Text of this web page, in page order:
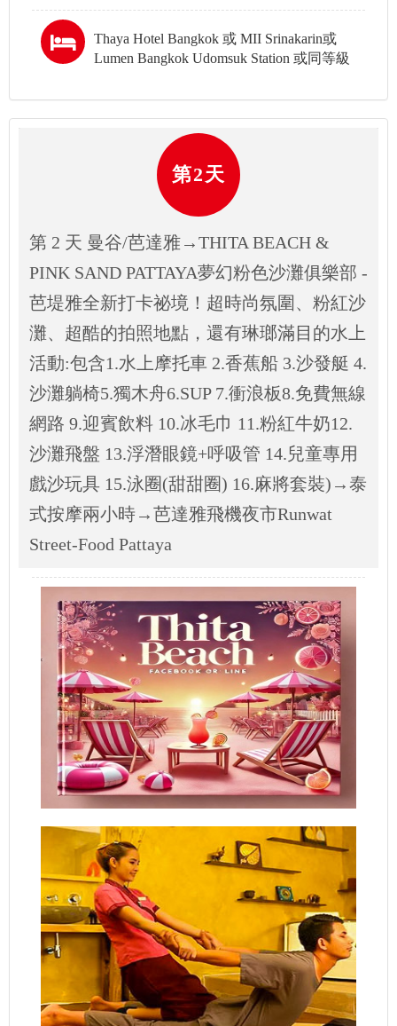
Thaya Hotel Bangkok 或 MII Srinakarin或
Lumen Bangkok Udomsuk Station 或同等級
第2天
第 2 天 曼谷/芭達雅→THITA BEACH &
PINK SAND PATTAYA夢幻粉色沙灘俱樂部 -
芭堤雅全新打卡祕境！超時尚氛圍、粉紅沙
灘、超酷的拍照地點，還有琳瑯滿目的水上
活動:包含1.水上摩托車 2.香蕉船 3.沙發艇 4.
沙灘躺椅5.獨木舟6.SUP 7.衝浪板8.免費無線
網路 9.迎賓飲料 10.冰毛巾 11.粉紅牛奶12.
沙灘飛盤 13.浮潛眼鏡+呼吸管 14.兒童專用
戲沙玩具 15.泳圈(甜甜圈) 16.麻將套裝)→泰
式按摩兩小時→芭達雅飛機夜市Runwat
Street-Food Pattaya